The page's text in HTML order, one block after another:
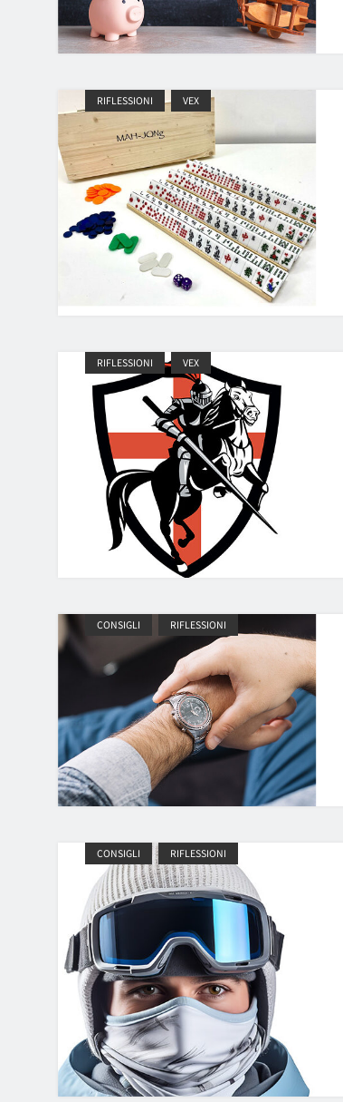
RIFLESSIONI VEX
RIFLESSIONI VEX
CONSIGLI RIFLESSIONI
CONSIGLI RIFLESSIONI